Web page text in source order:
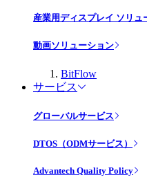
産業用ディスプレイ ソリュ
動画ソリューション
BitFlow
サービス
グローバルサービス
DTOS（ODMサービス）
Advantech Quality Policy